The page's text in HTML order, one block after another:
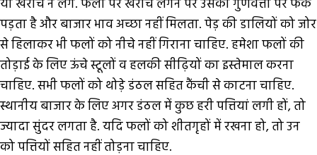
या खरोंच न लगे. फलों पर खरोंच लगने पर उसकी गुणवत्ता पर फर्क
पड़ता है और बाजार भाव अच्छा नहीं मिलता. पेड़ की डालियों को जोर
से हिलाकर भी फलों को नीचे नहीं गिराना चाहिए. हमेशा फलों की
तोड़ाई के लिए ऊंचे स्टूलों व हलकी सीढ़ियों का इस्तेमाल करना
चाहिए. सभी फलों को थोड़े डंठल सहित कैंची से काटना चाहिए.
स्थानीय बाजार के लिए अगर डंठल में कुछ हरी पत्तियां लगी हों, तो
ज्यादा सुंदर लगता है. यदि फलों को शीतगृहों में रखना हो, तो उन
को पत्तियों सहित नहीं तोड़ना चाहिए.